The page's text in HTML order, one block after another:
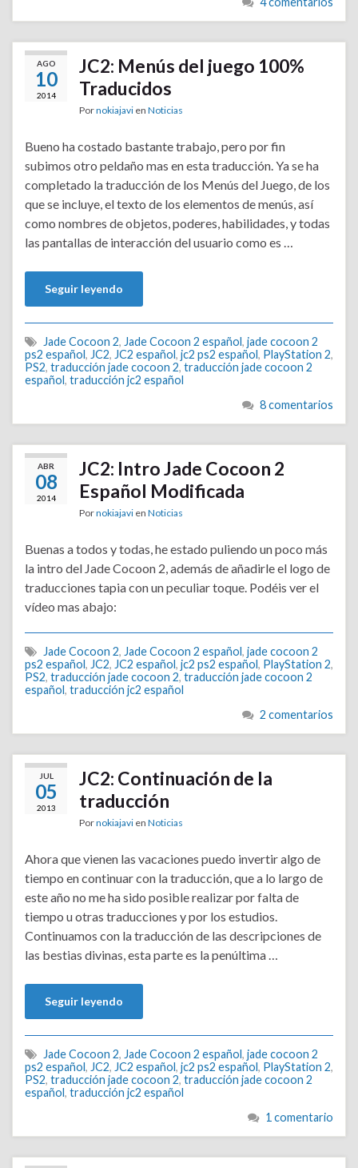
AGO
10
2014
JC2: Menús del juego 100%
Traducidos
Pornokiajavi en Noticias
Bueno ha costado bastante trabajo, pero por fin
subimos otro peldaño mas en esta traducción. Ya se ha
completado la traducción de los Menús del Juego, de los
que se incluye, el texto de los elementos de menús, así
como nombres de objetos, poderes, habilidades, y todas
las pantallas de interacción del usuario como es …
Seguir leyendo
Jade Cocoon 2, Jade Cocoon 2 español, jade cocoon 2
ps2 español, JC2, JC2 español, jc2 ps2 español, PlayStation 2,
PS2, traducción jade cocoon 2, traducción jade cocoon 2
español, traducción jc2 español
8 comentarios
ABR
08
2014
JC2: Intro Jade Cocoon 2
Español Modificada
Pornokiajavi en Noticias
Buenas a todos y todas, he estado puliendo un poco más
la intro del Jade Cocoon 2, además de añadirle el logo de
traducciones tapia con un peculiar toque. Podéis ver el
vídeo mas abajo:
Jade Cocoon 2, Jade Cocoon 2 español, jade cocoon 2
ps2 español, JC2, JC2 español, jc2 ps2 español, PlayStation 2,
PS2, traducción jade cocoon 2, traducción jade cocoon 2
español, traducción jc2 español
2 comentarios
JUL
05
2013
JC2: Continuación de la
traducción
Pornokiajavi en Noticias
Ahora que vienen las vacaciones puedo invertir algo de
tiempo en continuar con la traducción, que a lo largo de
este año no me ha sido posible realizar por falta de
tiempo u otras traducciones y por los estudios.
Continuamos con la traducción de las descripciones de
las bestias divinas, esta parte es la penúltima …
Seguir leyendo
Jade Cocoon 2, Jade Cocoon 2 español, jade cocoon 2
ps2 español, JC2, JC2 español, jc2 ps2 español, PlayStation 2,
PS2, traducción jade cocoon 2, traducción jade cocoon 2
español, traducción jc2 español
1 comentario